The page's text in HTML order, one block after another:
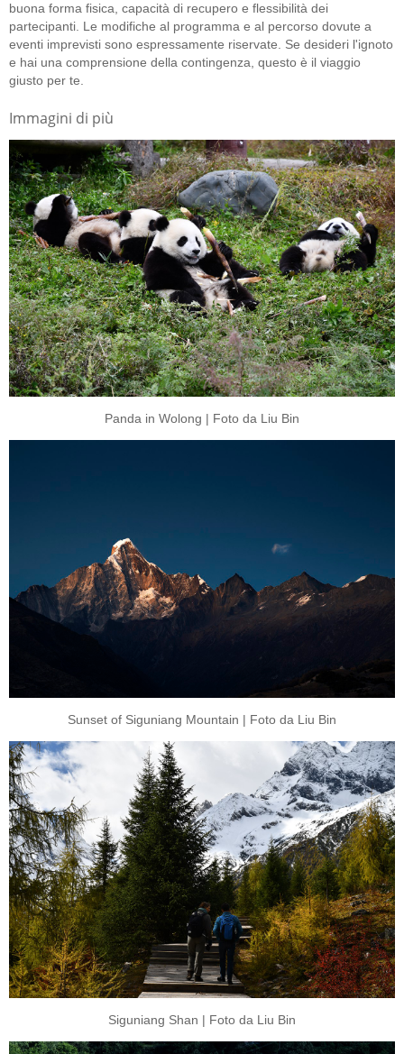
buona forma fisica, capacità di recupero e flessibilità dei
partecipanti. Le modifiche al programma e al percorso dovute a
eventi imprevisti sono espressamente riservate. Se desideri l'ignoto
e hai una comprensione della contingenza, questo è il viaggio
giusto per te.
Immagini di più
Panda in Wolong | Foto da Liu Bin
Sunset of Siguniang Mountain | Foto da Liu Bin
Siguniang Shan | Foto da Liu Bin